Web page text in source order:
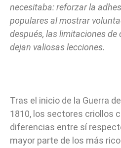
necesitaba: reforzar la
populares al mostrar
después, las limitaciones
dejan valiosas lecciones.
Tras el inicio de la Guerra
1810, los sectores criollos
diferencias entre sí
mayor parte de los más